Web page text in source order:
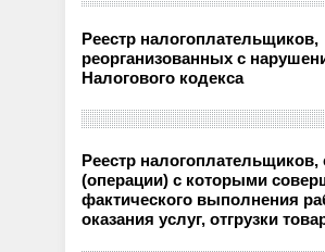
Реестр налогоплательщиков,
реорганизованных с
Налогового кодекса
Реестр налогоплательщиков,
(операции) с которыми
фактического выполнения
оказания услуг, отгрузки